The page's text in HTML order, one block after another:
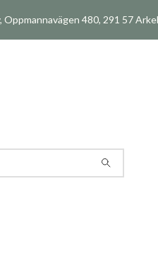
Oppmannavägen 480, 291 57